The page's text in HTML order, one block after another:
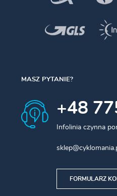
MASZ PYTANIE?
+48
Infolinia czynna
FORMULARZ